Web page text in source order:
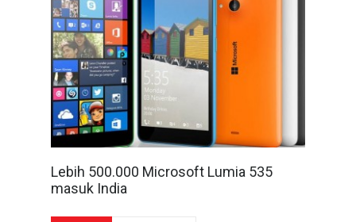
Lebih 500.000 Microsoft Lumia 535
masuk India